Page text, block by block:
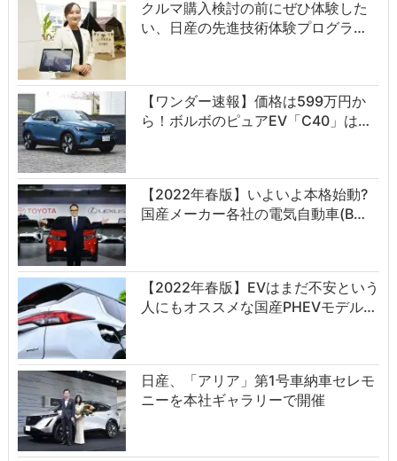
クルマ購入検討の前にぜひ体験した
い、日産の先進技術体験プログラ…
【ワンダー速報】価格は599万円か
ら！ボルボのピュアEV「C40」は…
【2022年春版】いよいよ本格始動?
国産メーカー各社の電気自動車(B…
【2022年春版】EVはまだ不安という
人にもオススメな国産PHEVモデル…
日産、「アリア」第1号車納車セレモ
ニーを本社ギャラリーで開催